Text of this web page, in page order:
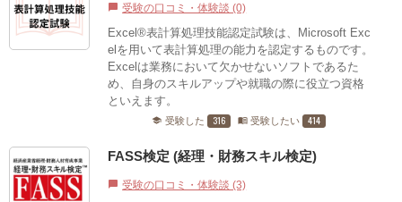
chat_bubble 受験の口コミ・体験談 (0)
Excel®表計算処理技能認定試験は、Microsoft Exc
elを用いて表計算処理の能力を認定するものです。
Excelは業務において欠かせないソフトであるた
め、自身のスキルアップや就職の際に役立つ資格
といえます。
school 受験した 316 menu_book 受験したい 414
FASS検定 (経理・財務スキル検定)
chat_bubble 受験の口コミ・体験談 (3)